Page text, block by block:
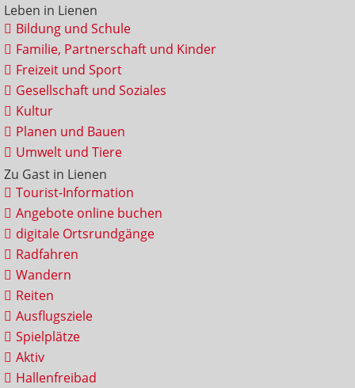
Leben in Lienen
Bildung und Schule
Familie, Partnerschaft und Kinder
Freizeit und Sport
Gesellschaft und Soziales
Kultur
Planen und Bauen
Umwelt und Tiere
Zu Gast in Lienen
Tourist-Information
Angebote online buchen
digitale Ortsrundgänge
Radfahren
Wandern
Reiten
Ausflugsziele
Spielplätze
Aktiv
Hallenfreibad